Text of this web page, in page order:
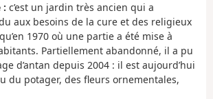
: c’est un jardin très ancien qui a
aux besoins de la cure et des religieux
1970 où une partie a été mise à
Partiellement abandonné, il a pu
d’antan depuis 2004 : il est aujourd’hui
du potager, des fleurs ornementales,